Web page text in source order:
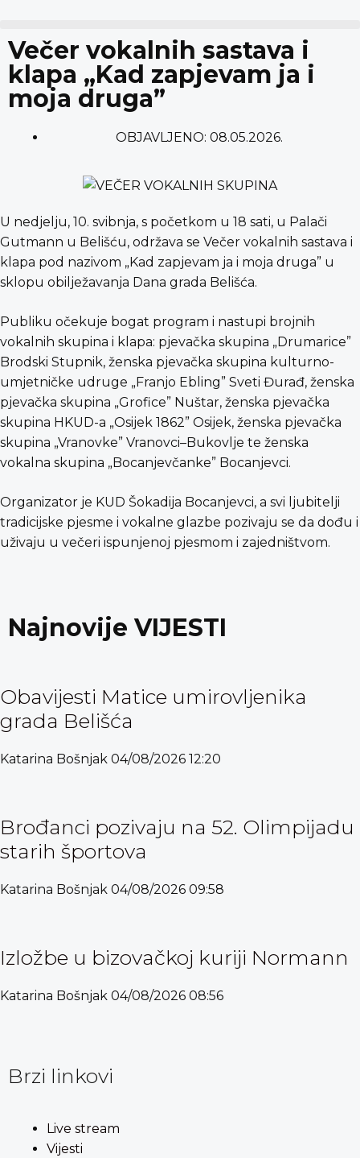
Večer vokalnih sastava i
klapa „Kad zapjevam ja i
moja druga”
OBJAVLJENO: 08.05.2026.
U nedjelju, 10. svibnja, s početkom u 18 sati, u Palači
Gutmann u Belišću, održava se Večer vokalnih sastava i
klapa pod nazivom „Kad zapjevam ja i moja druga” u
sklopu obilježavanja Dana grada Belišća.
Publiku očekuje bogat program i nastupi brojnih
vokalnih skupina i klapa: pjevačka skupina „Drumarice”
Brodski Stupnik, ženska pjevačka skupina kulturno-
umjetničke udruge „Franjo Ebling” Sveti Đurađ, ženska
pjevačka skupina „Grofice” Nuštar, ženska pjevačka
skupina HKUD-a „Osijek 1862” Osijek, ženska pjevačka
skupina „Vranovke” Vranovci–Bukovlje te ženska
vokalna skupina „Bocanjevčanke” Bocanjevci.
Organizator je KUD Šokadija Bocanjevci, a svi ljubitelji
tradicijske pjesme i vokalne glazbe pozivaju se da dođu i
uživaju u večeri ispunjenoj pjesmom i zajedništvom.
Najnovije VIJESTI
Obavijesti Matice umirovljenika
grada Belišća
Katarina Bošnjak 04/08/2026 12:20
Brođanci pozivaju na 52. Olimpijadu
starih športova
Katarina Bošnjak 04/08/2026 09:58
Izložbe u bizovačkoj kuriji Normann
Katarina Bošnjak 04/08/2026 08:56
Brzi linkovi
Live stream
Vijesti